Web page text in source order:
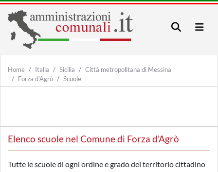
Home Italia Sicilia
Città metropolitana di Messina
Forza d'Agrò
Scuole
Elenco scuole nel Comune di Forza d'Agrò
Tutte le scuole di ogni ordine e grado del territorio cittadino